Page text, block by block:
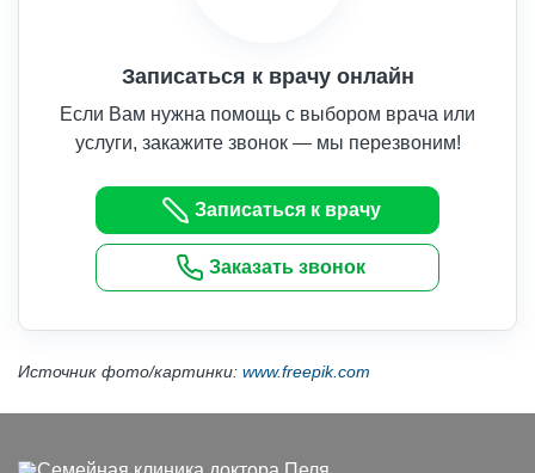
Записаться к врачу онлайн
Если Вам нужна помощь с выбором врача или
услуги, закажите звонок — мы перезвоним!
Записаться к врачу
Заказать звонок
Источник фото/картинки: www.freepik.com